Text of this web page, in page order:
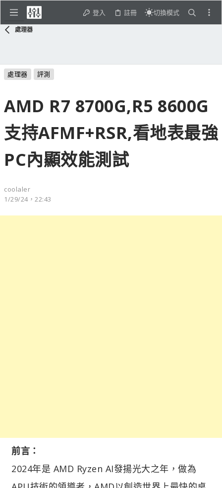
登入 註冊 切換模式
處理器
處理器 評測
AMD R7 8700G,R5 8600G
支持AFMF+RSR,看地表最強
PC內顯效能測試
coolaler
1/29/24，22:43
前言：
2024年是 AMD Ryzen AI發揚光大之年，做為